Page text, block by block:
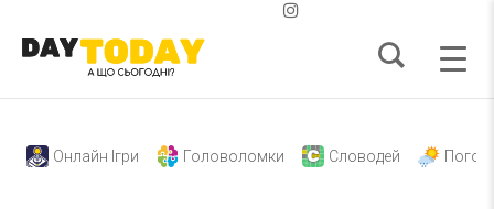
Онлайн Ігри Головоломки Словодей